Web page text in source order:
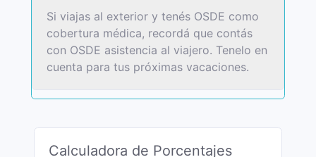
Si viajas al exterior y tenés OSDE como
cobertura médica, recordá que contás
con OSDE asistencia al viajero. Tenelo en
cuenta para tus próximas vacaciones.
Calculadora de Porcentajes